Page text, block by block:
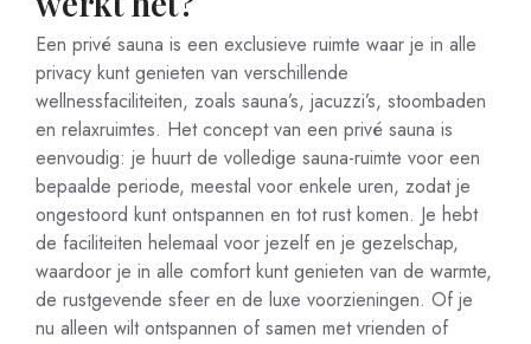
Een privé sauna is een exclusieve ruimte waar je in alle
privacy kunt genieten van verschillende
wellnessfaciliteiten, zoals sauna’s, jacuzzi’s, stoombaden
en relaxruimtes. Het concept van een privé sauna is
eenvoudig: je huurt de volledige sauna-ruimte voor een
bepaalde periode, meestal voor enkele uren, zodat je
ongestoord kunt ontspannen en tot rust komen. Je hebt
de faciliteiten helemaal voor jezelf en je gezelschap,
waardoor je in alle comfort kunt genieten van de warmte,
de rustgevende sfeer en de luxe voorzieningen. Of je
nu alleen wilt ontspannen of samen met vrienden of